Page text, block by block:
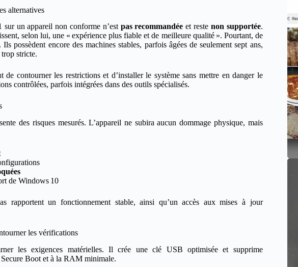
alternatives
un appareil non conforme n’est pas recommandée et reste non supportée.
selon lui, une « expérience plus fiable et de meilleure qualité ». Pourtant, de
possèdent encore des machines stables, parfois âgées de seulement sept ans,
stricte.
de contourner les restrictions et d’installer le système sans mettre en danger le
contrôlées, parfois intégrées dans des outils spécialisés.
des risques mesurés. L’appareil ne subira aucun dommage physique, mais
de Windows 10
rapportent un fonctionnement stable, ainsi qu’un accès aux mises à jour
les vérifications
les exigences matérielles. Il crée une clé USB optimisée et supprime
Boot et à la RAM minimale.